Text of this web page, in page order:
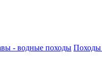
- водные походы Походы